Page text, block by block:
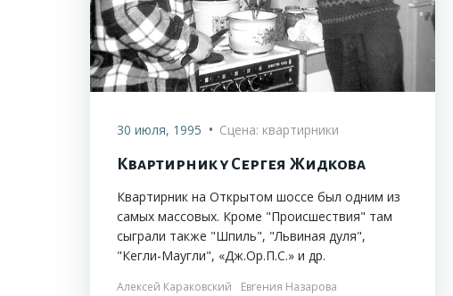
30 июля, 1995 • Сцена: квартирники
Квартирник у Сергея Жидкова
Квартирник на Открытом шоссе был одним из
самых массовых. Кроме "Происшествия" там
сыграли также "Шпиль", "Львиная дуля",
"Кегли-Маугли", «Дж.Ор.П.С.» и др.
Алексей Караковский
Евгения Назарова